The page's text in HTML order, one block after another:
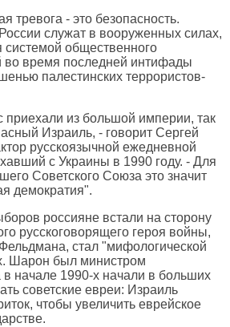
тревога - это безопасность.
служат в вооруженных силах,
системой общественного
во время последней интифады
палестинских террористов-
приехали из большой империи, так
Израиль, - говорит Сергей
русскоязычной ежедневной
с Украины в 1990 году. - Для
Советского Союза это значит
демократия".
россияне встали на сторону
русскоговорящего героя войны,
стал "мифологической
Шарон был министром
в начале 1990-х начали в больших
советские евреи: Израиль
чтобы увеличить еврейское